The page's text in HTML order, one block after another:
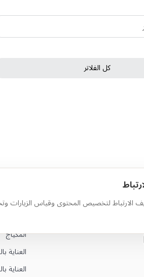
كل الفلاتر
الارتباط لتخصيص المحتوى وقياس الزيارات
حمّل التطبيق أهم
المكياج
العناية
العناية